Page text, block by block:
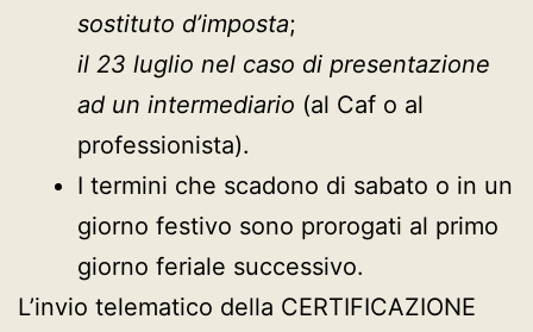
sostituto d’imposta;
il 23 luglio nel caso di presentazione
ad un intermediario (al Caf o al
professionista).
I termini che scadono di sabato o in un
giorno festivo sono prorogati al primo
giorno feriale successivo.
L’invio telematico della CERTIFICAZIONE